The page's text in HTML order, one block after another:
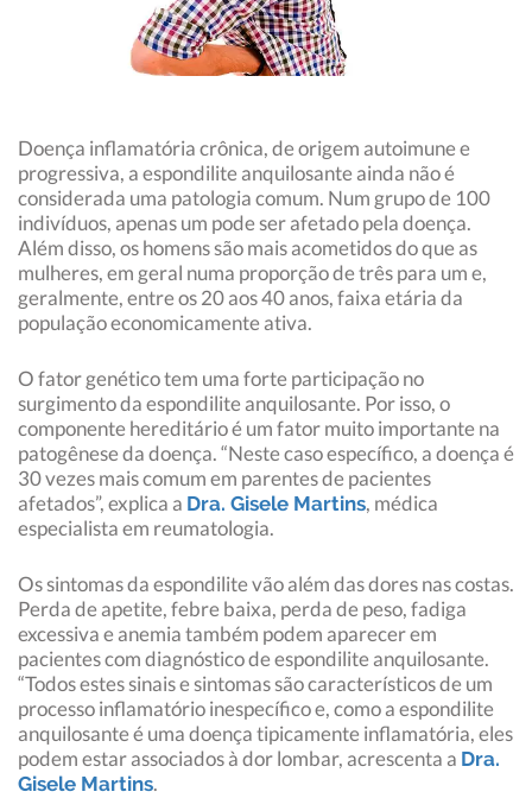
Doença inflamatória crônica, de origem autoimune e
progressiva, a espondilite anquilosante ainda não é
considerada uma patologia comum. Num grupo de 100
indivíduos, apenas um pode ser afetado pela doença.
Além disso, os homens são mais acometidos do que as
mulheres, em geral numa proporção de três para um e,
geralmente, entre os 20 aos 40 anos, faixa etária da
população economicamente ativa.
O fator genético tem uma forte participação no
surgimento da espondilite anquilosante. Por isso, o
componente hereditário é um fator muito importante na
patogênese da doença. “Neste caso específico, a doença é
30 vezes mais comum em parentes de pacientes
afetados”, explica a Dra. Gisele Martins, médica
especialista em reumatologia.
Os sintomas da espondilite vão além das dores nas costas.
Perda de apetite, febre baixa, perda de peso, fadiga
excessiva e anemia também podem aparecer em
pacientes com diagnóstico de espondilite anquilosante.
“Todos estes sinais e sintomas são característicos de um
processo inflamatório inespecífico e, como a espondilite
anquilosante é uma doença tipicamente inflamatória, eles
podem estar associados à dor lombar, acrescenta a Dra.
Gisele Martins.